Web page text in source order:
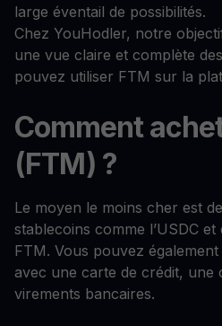
large éventail de possibilités.
Chez YouHodler, notre
une vue claire et complète
pouvez utiliser FTM sur la
Comment
(FTM) ?
Le moyen le moins cher est
stablecoins comme l’USDC
FTM. Vous pouvez
avec une carte de crédit, une
virements bancaires.